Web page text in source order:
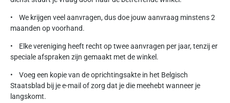
• We krijgen veel aanvragen, dus doe jouw aanvraag minstens 2
maanden op voorhand.
• Elke vereniging heeft recht op twee aanvragen per jaar, tenzij er
speciale afspraken zijn gemaakt met de winkel.
• Voeg een kopie van de oprichtingsakte in het Belgisch
Staatsblad bij je e-mail of zorg dat je die meehebt wanneer je
langskomt.